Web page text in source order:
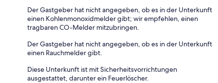
Der Gastgeber hat nicht angegeben, ob es in der Unterkunft
einen Kohlenmonoxidmelder gibt; wir empfehlen, einen
tragbaren CO-Melder mitzubringen.
Der Gastgeber hat nicht angegeben, ob es in der Unterkunft
einen Rauchmelder gibt.
Diese Unterkunft ist mit Sicherheitsvorrichtungen
ausgestattet, darunter ein Feuerlöscher.